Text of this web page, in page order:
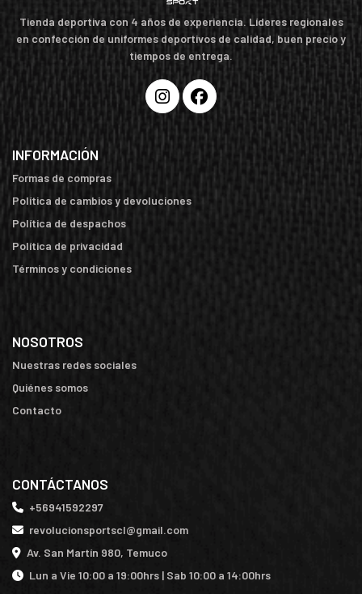
Tienda deportiva con 4 años de experiencia. Líderes regionales
en confección de uniformes deportivos de calidad, buen precio y
tiempos de entrega.
INFORMACIÓN
Formas de compras
Política de cambios y devoluciones
Política de despachos
Política de privacidad
Términos y condiciones
NOSOTROS
Nuestras redes sociales
Quiénes somos
Contacto
CONTÁCTANOS
+56941592297
revolucionsportscl@gmail.com
Av. San Martín 980, Temuco
Lun a Vie 10:00 a 19:00hrs | Sab 10:00 a 14:00hrs